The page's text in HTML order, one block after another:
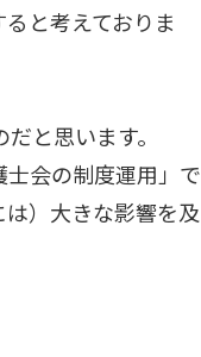
と考えておりま
と思います。
会の制度運用」で
）大きな影響を及